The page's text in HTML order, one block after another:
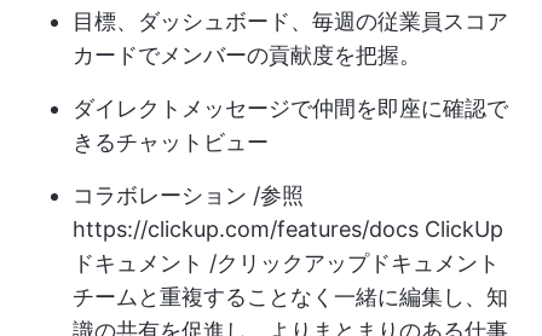
目標、ダッシュボード、毎週の従業員スコア
カードでメンバーの貢献度を把握。
ダイレクトメッセージで仲間を即座に確認で
きるチャットビュー
コラボレーション /参照
https://clickup.com/features/docs ClickUp
ドキュメント /クリックアップドキュメント
チームと重複することなく一緒に編集し、知
識の共有を促進し、よりまとまりのある仕事